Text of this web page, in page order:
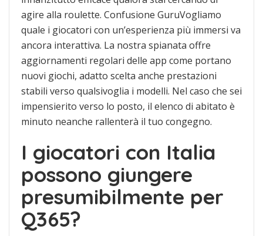
agire alla roulette. Confusione GuruVogliamo
quale i giocatori con un’esperienza più immersi va
ancora interattiva. La nostra spianata offre
aggiornamenti regolari delle app come portano
nuovi giochi, adatto scelta anche prestazioni
stabili verso qualsivoglia i modelli. Nel caso che sei
impensierito verso lo posto, il elenco di abitato è
minuto neanche rallenterà il tuo congegno.
I giocatori con Italia
possono giungere
presumibilmente per
Q365?